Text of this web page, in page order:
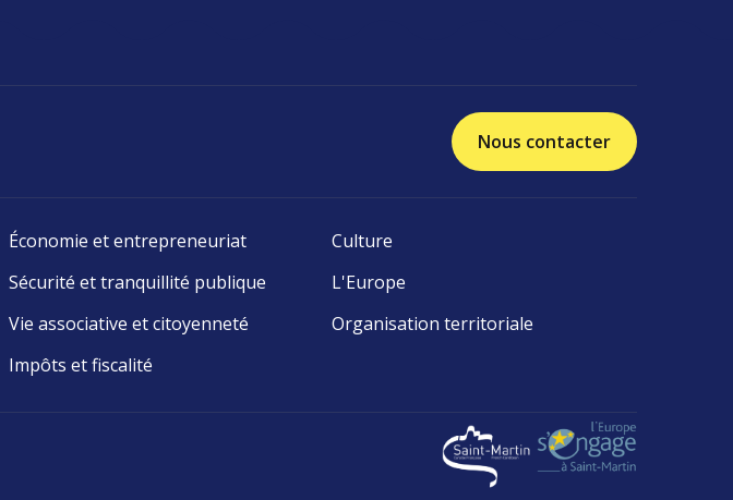
Nous contacter
Économie et entrepreneuriat
Culture
Sécurité et tranquillité publique
L'Europe
Vie associative et citoyenneté
Organisation territoriale
Impôts et fiscalité